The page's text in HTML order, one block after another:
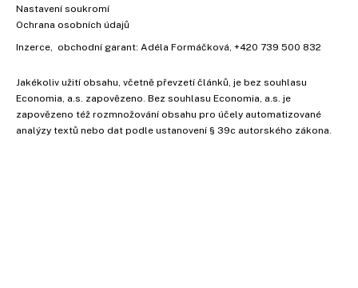
Nastavení soukromí
Ochrana osobních údajů
Inzerce, obchodní garant: Adéla Formáčková, +420 739 500 832
Jakékoliv užití obsahu, včetně převzetí článků, je bez souhlasu
Economia, a.s. zapovězeno. Bez souhlasu Economia, a.s. je
zapovězeno též rozmnožování obsahu pro účely automatizované
analýzy textů nebo dat podle ustanovení § 39c autorského zákona.